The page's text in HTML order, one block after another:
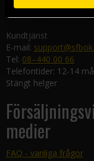
582 19 Linköping
Kundtjänst
E-mail:
Tel: 08–440 00 66
Telefontider: 12-14
Stängt helger
medier
FAQ - vanliga frågor